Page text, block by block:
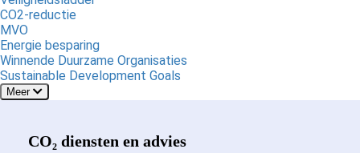
CO2-reductie
MVO
Energie besparing
Winnende Duurzame Organisaties
Sustainable Development Goals
Meer
CO₂ diensten en advies